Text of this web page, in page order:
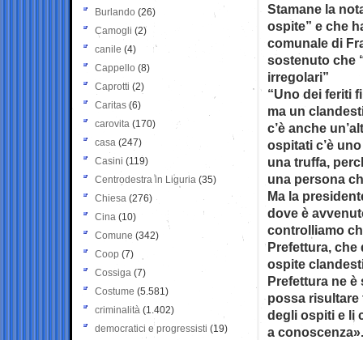
Stamane la
ospite” e che
comunale di
sostenuto che
irregolari”
“Uno dei feriti
ma un
c’è anche
ospitati c’è
una truffa,
una persona
Ma la
dove è
controlliamo
Prefettura, che
ospite
Prefettura ne
possa
degli ospiti e li
a conoscenza».
Burlando (26)
Camogli (2)
canile (4)
Cappello (8)
Caprotti (2)
Caritas (6)
carovita (170)
casa (247)
Casini (119)
Centrodestra in Liguria (35)
Chiesa (276)
Cina (10)
Comune (342)
Coop (7)
Cossiga (7)
Costume (5.581)
criminalità (1.402)
democratici e progressisti (19)